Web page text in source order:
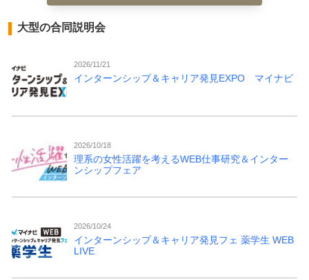
大型の合同説明会
2026/11/21
インターンシップ＆キャリア発見EXPO マイナビ
2026/10/18
理系の女性活躍を考えるWEB仕事研究＆インター
ンシップフェア
2026/10/24
インターンシップ＆キャリア発見フェ 薬学生 WEB
LIVE